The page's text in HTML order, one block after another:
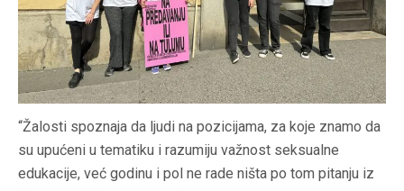
“Žalosti spoznaja da ljudi na pozicijama, za koje znamo da
su upućeni u tematiku i razumiju važnost seksualne
edukacije, već godinu i pol ne rade ništa po tom pitanju iz